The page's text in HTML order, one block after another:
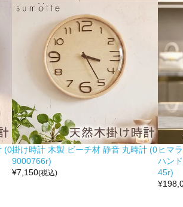
(0掛け時計 木製 ビーチ材 静音 丸時計 (0
9000766r)
¥7,150(税込)
ヒマ
ハン
45r)
¥